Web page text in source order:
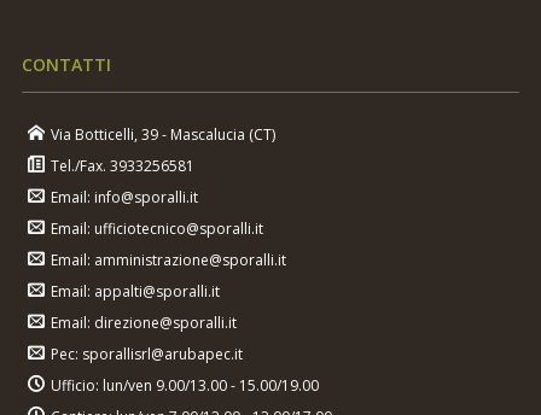
CONTATTI
Via Botticelli, 39 - Mascalucia (CT)
Tel./Fax. 3933256581
Email: info@sporalli.it
Email: ufficiotecnico@sporalli.it
Email: amministrazione@sporalli.it
Email: appalti@sporalli.it
Email: direzione@sporalli.it
Pec: sporallisrl@arubapec.it
Ufficio: lun/ven 9.00/13.00 - 15.00/19.00